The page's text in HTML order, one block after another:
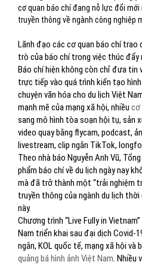
cơ quan báo chí đang nỗ lực đổi
truyền thông về ngành công nghiệp
Lãnh đạo các cơ quan báo chí trao
trò của báo chí trong việc thúc đẩy
Báo chí hiện không còn chỉ đưa tin
trực tiếp vào quá trình kiến tạo
chuyện văn hóa cho du lịch Việt
mạnh mẽ của mạng xã hội, nhiều cơ
sang mô hình tòa soạn hội tụ, sản
video quay bằng flycam, podcast,
livestream, clip ngắn TikTok,
Theo nhà báo Nguyễn Anh Vũ,
phẩm báo chí về du lịch ngày nay
mà đã trở thành một “trải nghiệm
truyền thông của ngành du lịch
này.
Chương trình “Live Fully in
Nam triển khai sau đại dịch Covid-
ngắn, KOL quốc tế, mạng xã hội
quảng bá hình ảnh Việt Nam. Nhiều